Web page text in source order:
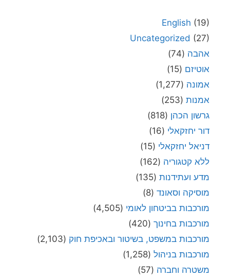
English (19)
Uncategorized (27)
אהבה (74)
אוטיזם (15)
אמונה (1,277)
אמנות (253)
גרשון הכהן (818)
דור יחזקאלי (16)
דניאל יחזקאלי (15)
ללא קטגוריה (162)
מדע ועתידנות (135)
מוסיקה וסאונד (8)
מורכבות בביטחון לאומי (4,505)
מורכבות בחינוך (420)
מורכבות במשפט, בשיטור ובאכיפת חוק (2,103)
מורכבות בניהול (1,258)
משטרה וחברה (57)